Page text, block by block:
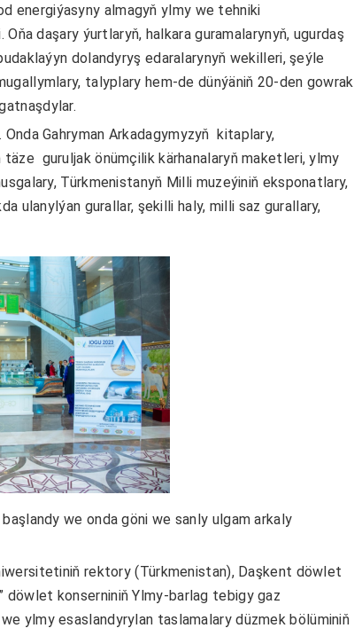
energiýasyny almagyň ylmy we tehniki
daşary ýurtlaryň, halkara guramalarynyň, ugurdaş
dolandyryş edaralarynyň wekilleri, şeýle
talyplary hem-de dünýäniň 20-den gowrak
Gahryman Arkadagymyzyň kitaplary,
guruljak önümçilik kärhanalaryň maketleri, ylmy
Türkmenistanyň Milli muzeýiniň eksponatlary,
ulanylýan gurallar, şekilli haly, milli saz gurallary,
we onda göni we sanly ulgam arkaly
rektory (Türkmenistan), Daşkent döwlet
döwlet konserniniň Ylmy-barlag tebigy gaz
ylmy esaslandyrylan taslamalary düzmek bölüminiň